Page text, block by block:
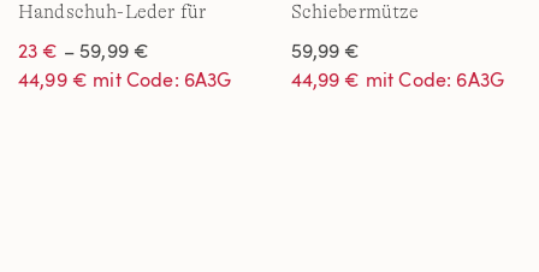
Handschuh-Leder für
23 € – 59,99 €
44,99 € mit Code: 6A3G
Schiebermütze
59,99 €
44,99 € mit Code: 6A3G